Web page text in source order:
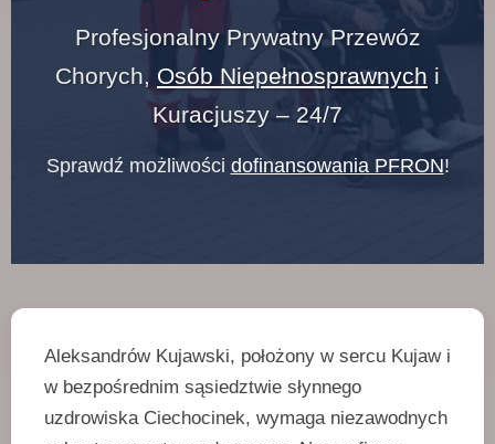
Profesjonalny Prywatny Przewóz
Chorych, Osób Niepełnosprawnych i
Kuracjuszy – 24/7
Sprawdź możliwości dofinansowania PFRON!
Aleksandrów Kujawski, położony w sercu Kujaw i
w bezpośrednim sąsiedztwie słynnego
uzdrowiska Ciechocinek, wymaga niezawodnych